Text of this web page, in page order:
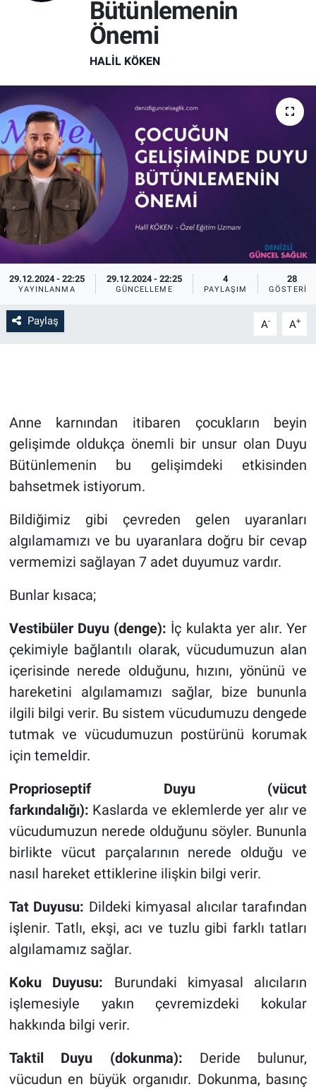
Bütünlemenin
Önemi
HALIL KÖKEN
29.12.2024 - 22:25
YAYINLANMA
29.12.2024 - 22:25
GÜNCELLEME
4
PAYLAŞIM
28
GÖSTERIM
Paylaş A- A+
Anne karnından itibaren çocukların beyin
gelişimde oldukça önemli bir unsur olan Duyu
Bütünlemenin bu gelişimdeki etkisinden
bahsetmek istiyorum.
Bildiğimiz gibi çevreden gelen uyaranları
algılamamızı ve bu uyaranlara doğru bir cevap
vermemizi sağlayan 7 adet duyumuz vardır.
Bunlar kısaca;
Vestibüler Duyu (denge): İç kulakta yer alır. Yer
çekimiyle bağlantılı olarak, vücudumuzun alan
içerisinde nerede olduğunu, hızını, yönünü ve
hareketini algılamamızı sağlar, bize bununla
ilgili bilgi verir. Bu sistem vücudumuzu dengede
tutmak ve vücudumuzun postürünü korumak
için temeldir.
Proprioseptif Duyu (vücut
farkındalığı): Kaslarda ve eklemlerde yer alır ve
vücudumuzun nerede olduğunu söyler. Bununla
birlikte vücut parçalarının nerede olduğu ve
nasıl hareket ettiklerine ilişkin bilgi verir.
Tat Duyusu: Dildeki kimyasal alıcılar tarafından
işlenir. Tatlı, ekşi, acı ve tuzlu gibi farklı tatları
algılamamız sağlar.
Koku Duyusu: Burundaki kimyasal alıcıların
işlemesiyle yakın çevremizdeki kokular
hakkında bilgi verir.
Taktil Duyu (dokunma): Deride bulunur,
vücudun en büyük organıdır. Dokunma, basınç